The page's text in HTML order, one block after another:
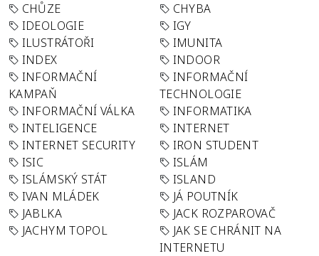
CHŮZE
CHYBA
IDEOLOGIE
IGY
ILUSTRÁTOŘI
IMUNITA
INDEX
INDOOR
INFORMAČNÍ
KAMPAŇ
INFORMAČNÍ
TECHNOLOGIE
INFORMAČNÍ VÁLKA
INFORMATIKA
INTELIGENCE
INTERNET
INTERNET SECURITY
IRON STUDENT
ISIC
ISLÁM
ISLÁMSKÝ STÁT
ISLAND
IVAN MLÁDEK
JÁ POUTNÍK
JABLKA
JACK ROZPAROVAČ
JACHYM TOPOL
JAK SE CHRÁNIT NA
INTERNETU